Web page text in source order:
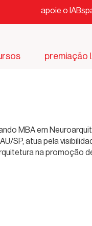
apoie o IABsp
premiação
MBA em
SP, atua pela
na promoção